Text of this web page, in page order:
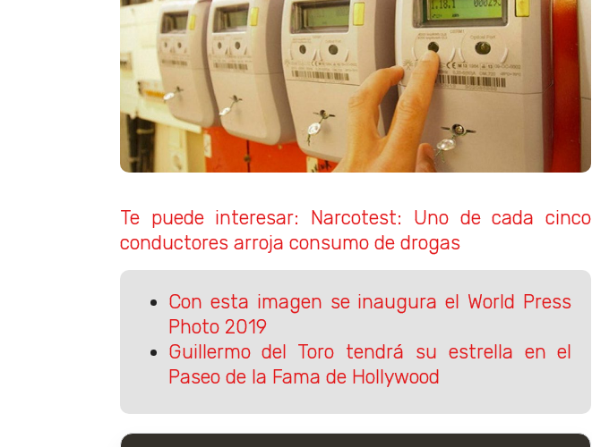
Te puede interesar: Narcotest: Uno de cada cinco
conductores arroja consumo de drogas
Con esta imagen se inaugura el World Press
Photo 2019
Guillermo del Toro tendrá su estrella en el
Paseo de la Fama de Hollywood